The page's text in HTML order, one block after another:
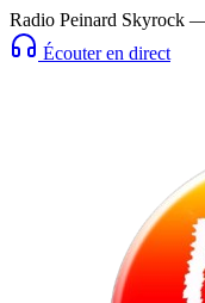
Radio Peinard Skyrock
Écouter en direct